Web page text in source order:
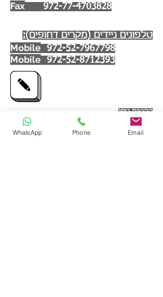
Fax 972-77-4703828
טלפונים ניידים (מקרים דחופים):
Mobile 972-52-7967798
Mobile 972-52-8712393
הקטנת גופן
WhatsApp Phone Email